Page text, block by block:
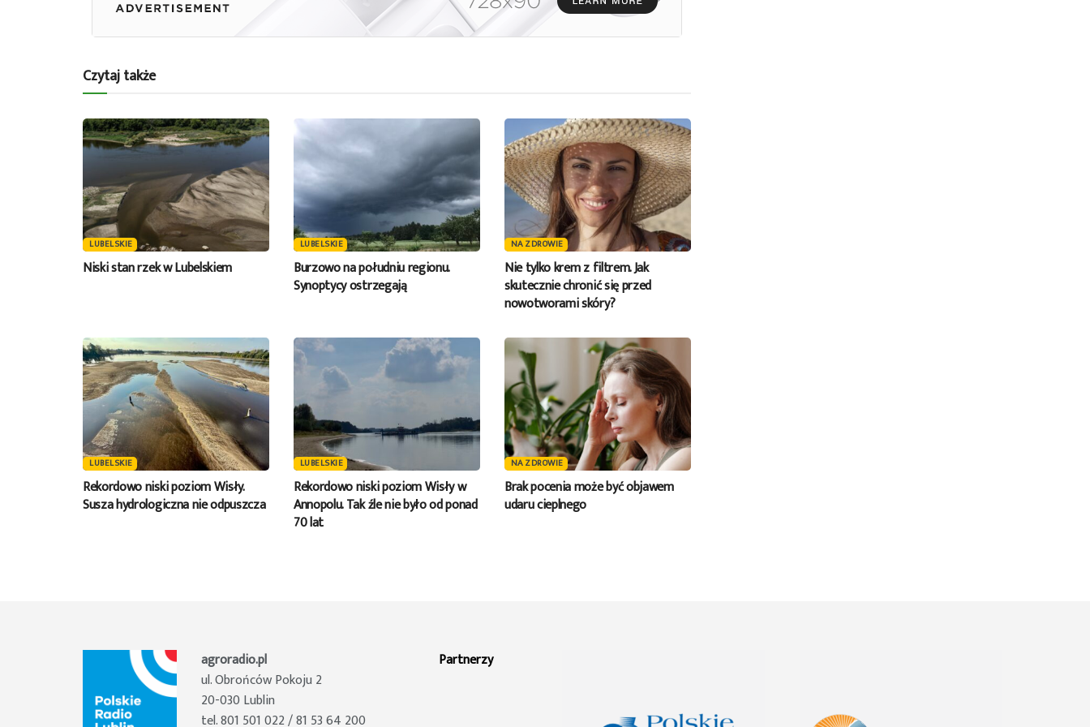
głośność.
Czytaj także
LUBELSKIE
Niski stan rzek w Lubelskiem
LUBELSKIE
Burzowo na południu regionu.
Synoptycy ostrzegają
NA ZDROWIE
Nie tylko krem z filtrem. Jak
skutecznie chronić się przed
nowotworami skóry?
LUBELSKIE
Rekordowo niski poziom Wisły.
Susza hydrologiczna nie odpuszcza
LUBELSKIE
Rekordowo niski poziom Wisły w
Annopolu. Tak źle nie było od ponad
70 lat
NA ZDROWIE
Brak pocenia może być objawem
udaru cieplnego
agroradio.pl
ul. Obrońców Pokoju 2
20-030 Lublin
tel. 801 501 022 / 81 53 64 200
Partnerzy